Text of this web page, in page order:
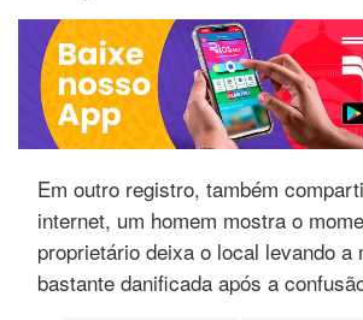
Em outro registro, também
internet, um homem mostra o
proprietário deixa o local levando a
bastante danificada após a